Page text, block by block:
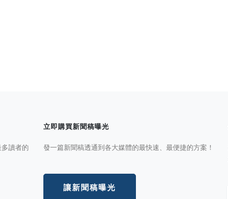
讀者的
立即購買新聞稿曝光
發一篇新聞稿透通到各大媒體的最快速、最便捷的方案！
讓新聞稿曝光